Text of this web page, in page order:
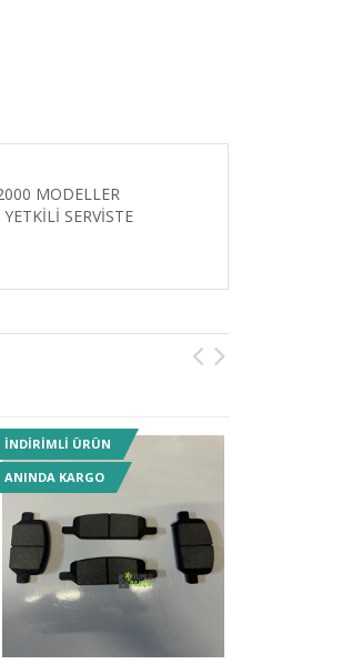
MODELLER
SERVİSTE
INDIRIMLI ÜRÜN
ANINDA KARGO